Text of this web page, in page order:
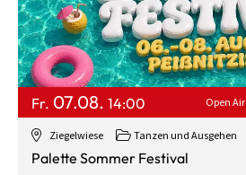
Ziegelwiese Tanzen und Ausgehen
Fr. 07.08. 14:00 Open Air
Palette Sommer Festival